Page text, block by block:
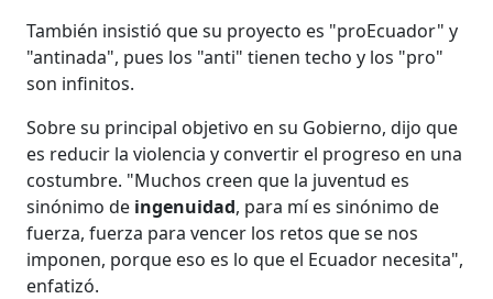
También insistió que su proyecto es "proEcuador" y
"antinada", pues los "anti" tienen techo y los "pro"
son infinitos.
Sobre su principal objetivo en su Gobierno, dijo que
es reducir la violencia y convertir el progreso en una
costumbre. "Muchos creen que la juventud es
sinónimo de ingenuidad, para mí es sinónimo de
fuerza, fuerza para vencer los retos que se nos
imponen, porque eso es lo que el Ecuador necesita",
enfatizó.